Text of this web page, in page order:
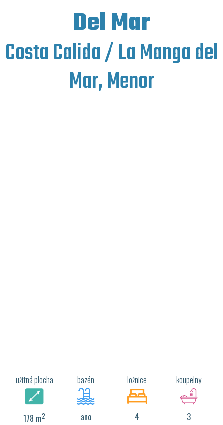
Del Mar
Costa Calida / La Manga del
Mar, Menor
užitná plocha
178 m2
bazén
ano
ložnice
4
koupelny
3